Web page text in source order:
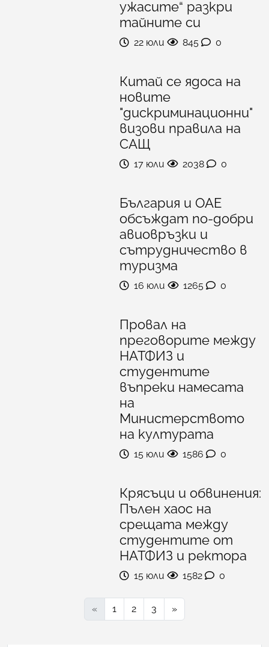
ужасите“ разкри
тайните си
22 юли 845 0
Китай се ядоса на
новите
"дискриминационни"
визови правила на
САЩ
17 юли 2038 0
България и ОАЕ
обсъждат по-добри
авиовръзки и
сътрудничество в
туризма
16 юли 1265 0
Провал на
преговорите между
НАТФИЗ и
студентите
въпреки намесата
на
Министерството
на културата
15 юли 1586 0
Крясъци и обвинения:
Пълен хаос на
срещата между
студентите от
НАТФИЗ и ректора
15 юли 1582 0
« 1 2 3 »